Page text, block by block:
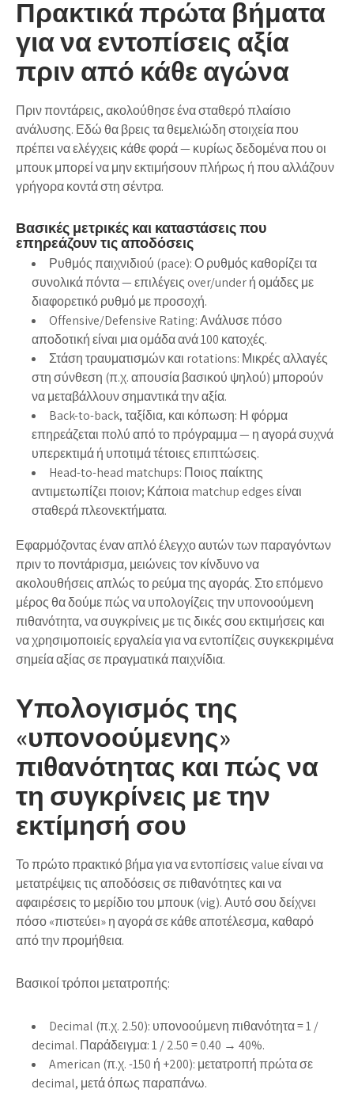
Πρακτικά πρώτα βήματα
για να εντοπίσεις αξία
πριν από κάθε αγώνα
Πριν ποντάρεις, ακολούθησε ένα σταθερό πλαίσιο
ανάλυσης. Εδώ θα βρεις τα θεμελιώδη στοιχεία που
πρέπει να ελέγχεις κάθε φορά — κυρίως δεδομένα που οι
μπουκ μπορεί να μην εκτιμήσουν πλήρως ή που αλλάζουν
γρήγορα κοντά στη σέντρα.
Βασικές μετρικές και καταστάσεις που
επηρεάζουν τις αποδόσεις
Ρυθμός παιχνιδιού (pace): Ο ρυθμός καθορίζει τα
συνολικά πόντα — επιλέγεις over/under ή ομάδες με
διαφορετικό ρυθμό με προσοχή.
Offensive/Defensive Rating: Ανάλυσε πόσο
αποδοτική είναι μια ομάδα ανά 100 κατοχές.
Στάση τραυματισμών και rotations: Μικρές αλλαγές
στη σύνθεση (π.χ. απουσία βασικού ψηλού) μπορούν
να μεταβάλλουν σημαντικά την αξία.
Back-to-back, ταξίδια, και κόπωση: Η φόρμα
επηρεάζεται πολύ από το πρόγραμμα — η αγορά συχνά
υπερεκτιμά ή υποτιμά τέτοιες επιπτώσεις.
Head-to-head matchups: Ποιος παίκτης
αντιμετωπίζει ποιον; Κάποια matchup edges είναι
σταθερά πλεονεκτήματα.
Εφαρμόζοντας έναν απλό έλεγχο αυτών των παραγόντων
πριν το ποντάρισμα, μειώνεις τον κίνδυνο να
ακολουθήσεις απλώς το ρεύμα της αγοράς. Στο επόμενο
μέρος θα δούμε πώς να υπολογίζεις την υπονοούμενη
πιθανότητα, να συγκρίνεις με τις δικές σου εκτιμήσεις και
να χρησιμοποιείς εργαλεία για να εντοπίζεις συγκεκριμένα
σημεία αξίας σε πραγματικά παιχνίδια.
Υπολογισμός της
«υπονοούμενης»
πιθανότητας και πώς να
τη συγκρίνεις με την
εκτίμησή σου
Το πρώτο πρακτικό βήμα για να εντοπίσεις value είναι να
μετατρέψεις τις αποδόσεις σε πιθανότητες και να
αφαιρέσεις το μερίδιο του μπουκ (vig). Αυτό σου δείχνει
πόσο «πιστεύει» η αγορά σε κάθε αποτέλεσμα, καθαρό
από την προμήθεια.
Βασικοί τρόποι μετατροπής:
Decimal (π.χ. 2.50): υπονοούμενη πιθανότητα = 1 /
decimal. Παράδειγμα: 1 / 2.50 = 0.40 → 40%.
American (π.χ. -150 ή +200): μετατροπή πρώτα σε
decimal, μετά όπως παραπάνω.